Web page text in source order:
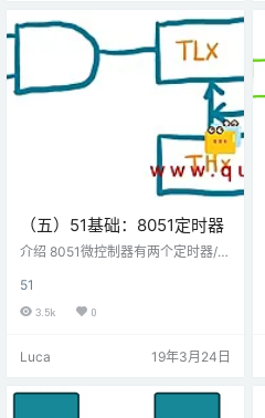
写入模式以及何时进行读取或写
入。LCD 16x2可以在4位模式或8位
模式下使用，具体取决于应用的要
求。为了使用它，我们需要在命令
模…
（五）51基础：8051定时器
介绍 8051微控制器有两个定时器/计
时器/计数器可用于产生时间延迟，
计算外部事件等。 时钟 每个定时器
要时钟源。8051微控制器中的内部
器是连接到微控制器的晶体频率的1/
51
3.5k 0
Luca 19年3月24日